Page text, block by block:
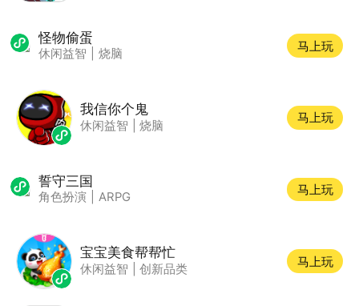
怪物偷蛋
休闲益智 烧脑
马上玩
我信你个鬼
休闲益智 烧脑
马上玩
誓守三国
角色扮演 ARPG
马上玩
宝宝美食帮帮忙
休闲益智 创新品类
马上玩